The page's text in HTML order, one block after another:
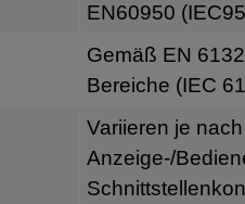
EN60950
Gemäß EN
Bereiche (IEC
Variieren je
Anzeige-/